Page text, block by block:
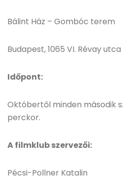
Bálint Ház – Gombóc terem
Budapest, 1065 VI. Révay utca
Időpont:
Októbertől minden második
perckor.
A filmklub szervezői:
Pécsi-Pollner Katalin